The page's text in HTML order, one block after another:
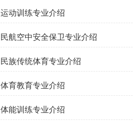
​运动训练专业介绍
​民航空中安全保卫专业介绍
民族传统体育专业介绍
体育教育专业介绍
体能训练专业介绍